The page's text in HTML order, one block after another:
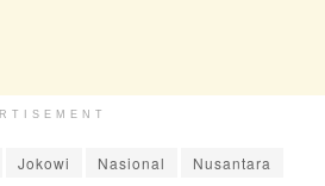
Jokowi Nasional
Nusantara